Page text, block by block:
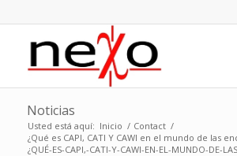
Noticias
Usted está aquí: Inicio / Contact /
¿Qué es CAPI, CATI Y CAWI en el mundo de las
¿QUÉ-ES-CAPI,-CATI-Y-CAWI-EN-EL-MUNDO-DE-